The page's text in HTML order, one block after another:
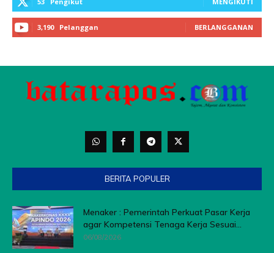
BERITA POPULER
Menaker : Pemerintah Perkuat Pasar Kerja
agar Kompetensi Tenaga Kerja Sesuai...
06/08/2026